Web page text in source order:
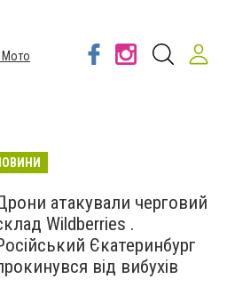
Мото
атакували черговий
Wildberries .
Єкатеринбург
від вибухів